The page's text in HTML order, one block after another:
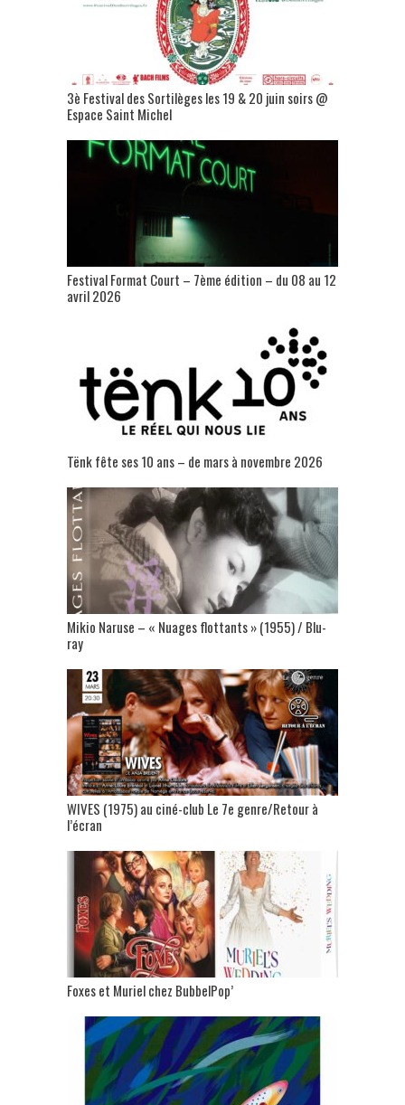
3è Festival des Sortilèges les 19 & 20 juin soirs @
Espace Saint Michel
Festival Format Court – 7ème édition – du 08 au 12
avril 2026
Tënk fête ses 10 ans – de mars à novembre 2026
Mikio Naruse – « Nuages flottants » (1955) / Blu-
ray
WIVES (1975) au ciné-club Le 7e genre/Retour à
l’écran
Foxes et Muriel chez BubbelPop’